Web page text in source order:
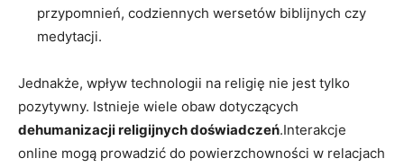
przypomnień, codziennych wersetów biblijnych czy
medytacji.
Jednakże, wpływ technologii na religię nie jest tylko
pozytywny. Istnieje wiele obaw dotyczących
dehumanizacji religijnych doświadczeń.Interakcje
online mogą prowadzić do powierzchowności w relacjach